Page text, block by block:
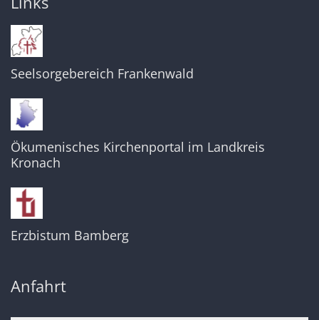
Seelsorgebereich Frankenwald
Ökumenisches Kirchenportal im Landkreis
Kronach
Erzbistum Bamberg
Anfahrt